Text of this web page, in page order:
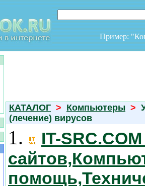
Пример:
КАТАЛОГ > Компьютеры >
(лечение) вирусов
1.
IT-